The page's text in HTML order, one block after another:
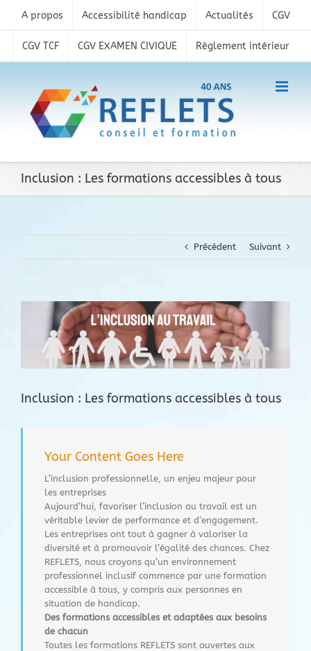
content
A propos Accessibilité handicap Actualités CGV
CGV TCF CGV EXAMEN CIVIQUE Règlement intérieur
Inclusion : Les formations accessibles à tous
Précédent Suivant
agrandie
Inclusion : Les formations accessibles à tous
Your Content Goes Here
L’inclusion professionnelle, un enjeu majeur pour
les entreprises
Aujourd’hui, favoriser l’inclusion au travail est un
véritable levier de performance et d’engagement.
Les entreprises ont tout à gagner à valoriser la
diversité et à promouvoir l’égalité des chances. Chez
REFLETS, nous croyons qu’un environnement
professionnel inclusif commence par une formation
accessible à tous, y compris aux personnes en
situation de handicap.
Des formations accessibles et adaptées aux besoins
de chacun
Toutes les formations REFLETS sont ouvertes aux